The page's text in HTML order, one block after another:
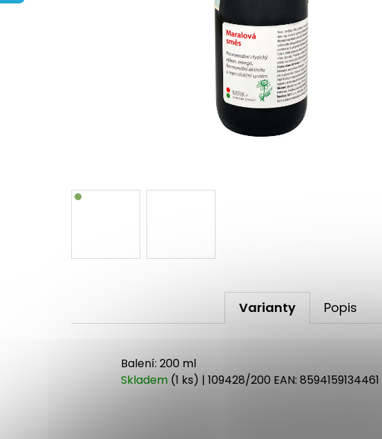
Varianty Popis
Balení: 200 ml
Skladem (1 ks) | 109428/200 EAN: 8594159134461